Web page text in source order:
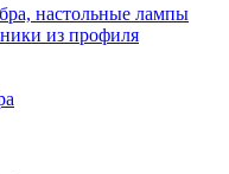
настольные лампы
из профиля